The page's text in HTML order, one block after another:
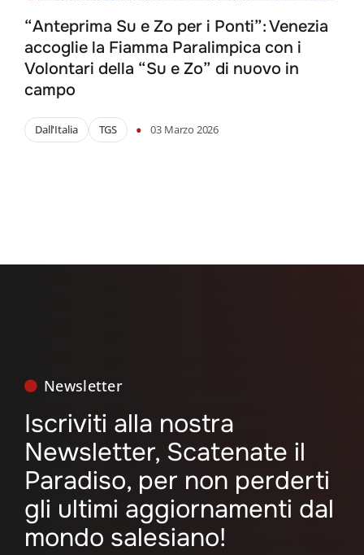
“Anteprima Su e Zo per i Ponti”: Venezia
accoglie la Fiamma Paralimpica con i
Volontari della “Su e Zo” di nuovo in
campo
Dall'Italia TGS • 03 Marzo 2026
Newsletter
Iscriviti alla nostra
Newsletter, Scatenate il
Paradiso, per non perderti
gli ultimi aggiornamenti dal
mondo salesiano!